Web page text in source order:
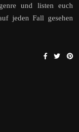
und listen euch
jeden Fall gesehen